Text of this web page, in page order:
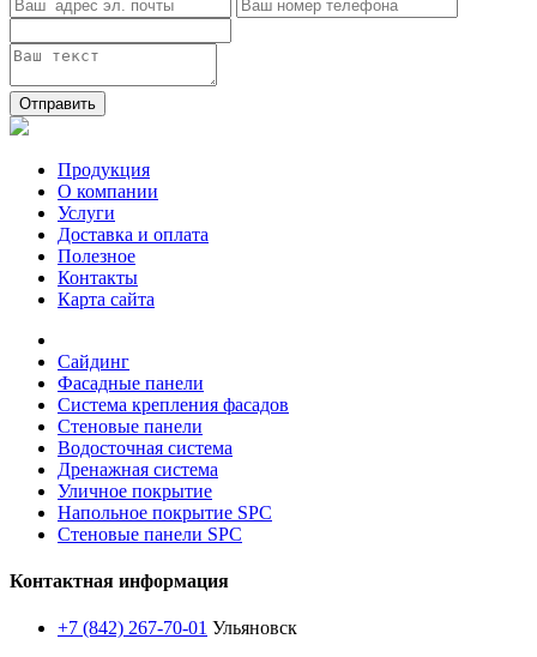
Отправить
Продукция
О компании
Услуги
Доставка и оплата
Полезное
Контакты
Карта сайта
Сайдинг
Фасадные панели
Система крепления фасадов
Стеновые панели
Водосточная система
Дренажная система
Уличное покрытие
Напольное покрытие SPC
Стеновые панели SPC
Контактная информация
+7 (842) 267-70-01 Ульяновск